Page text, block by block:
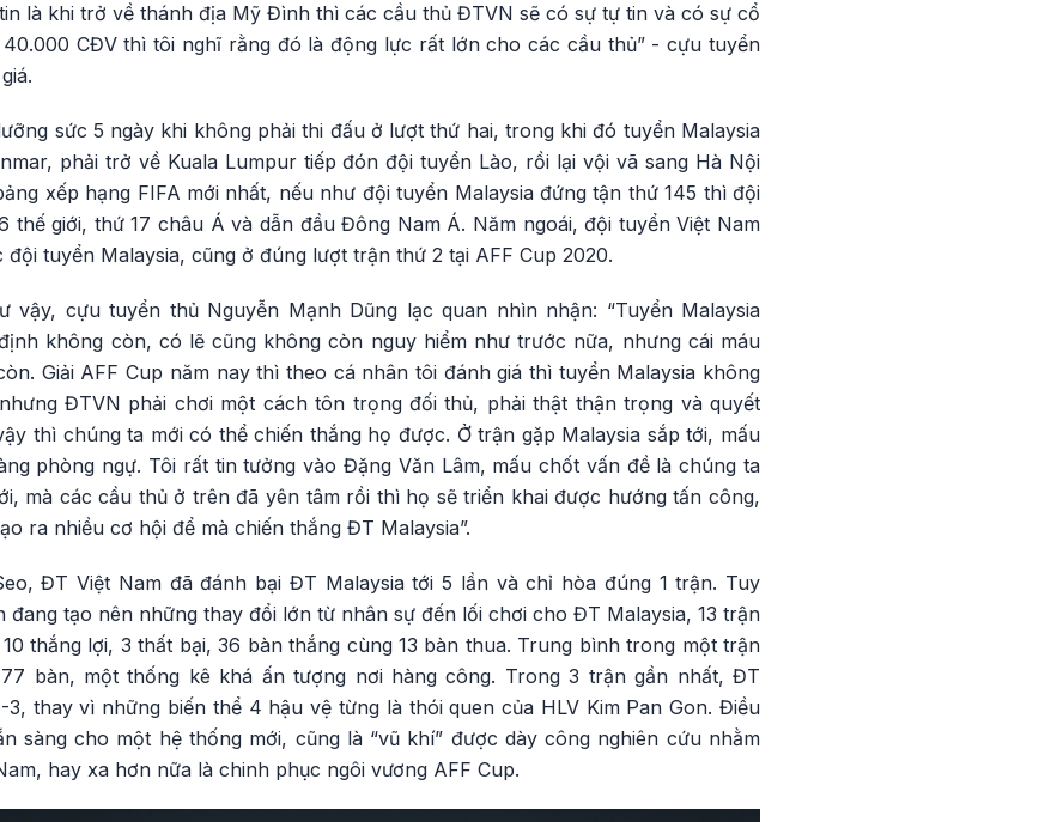
là khi trở về thánh địa Mỹ Đình thì các cầu thủ ĐTVN sẽ có sự tự tin và có sự cổ
CĐV thì tôi nghĩ rằng đó là động lực rất lớn cho các cầu thủ” - cựu tuyển
sức 5 ngày khi không phải thi đấu ở lượt thứ hai, trong khi đó tuyển Malaysia
phải trở về Kuala Lumpur tiếp đón đội tuyển Lào, rồi lại vội vã sang Hà Nội
xếp hạng FIFA mới nhất, nếu như đội tuyển Malaysia đứng tận thứ 145 thì đội
thế giới, thứ 17 châu Á và dẫn đầu Đông Nam Á. Năm ngoái, đội tuyển Việt Nam
tuyển Malaysia, cũng ở đúng lượt trận thứ 2 tại AFF Cup 2020.
vậy, cựu tuyển thủ Nguyễn Mạnh Dũng lạc quan nhìn nhận: “Tuyển Malaysia
không còn, có lẽ cũng không còn nguy hiểm như trước nữa, nhưng cái máu
Giải AFF Cup năm nay thì theo cá nhân tôi đánh giá thì tuyển Malaysia không
ĐTVN phải chơi một cách tôn trọng đối thủ, phải thật thận trọng và quyết
thì chúng ta mới có thể chiến thắng họ được. Ở trận gặp Malaysia sắp tới, mấu
phòng ngự. Tôi rất tin tưởng vào Đặng Văn Lâm, mấu chốt vấn đề là chúng ta
mà các cầu thủ ở trên đã yên tâm rồi thì họ sẽ triển khai được hướng tấn công,
ra nhiều cơ hội để mà chiến thắng ĐT Malaysia”.
ĐT Việt Nam đã đánh bại ĐT Malaysia tới 5 lần và chỉ hòa đúng 1 trận. Tuy
đang tạo nên những thay đổi lớn từ nhân sự đến lối chơi cho ĐT Malaysia, 13 trận
thắng lợi, 3 thất bại, 36 bàn thắng cùng 13 bàn thua. Trung bình trong một trận
bàn, một thống kê khá ấn tượng nơi hàng công. Trong 3 trận gần nhất, ĐT
thay vì những biến thể 4 hậu vệ từng là thói quen của HLV Kim Pan Gon. Điều
sàng cho một hệ thống mới, cũng là “vũ khí” được dày công nghiên cứu nhằm
hay xa hơn nữa là chinh phục ngôi vương AFF Cup.